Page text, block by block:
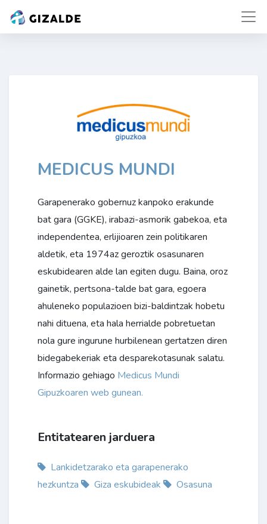
MEDICUS MUNDI
Garapenerako gobernuz kanpoko erakunde
bat gara (GGKE), irabazi-asmorik gabekoa, eta
independentea, erlijioaren zein politikaren
aldetik, eta 1974az geroztik osasunaren
eskubidearen alde lan egiten dugu. Baina, oroz
gainetik, pertsona-talde bat gara, egoera
ahuleneko populazioen bizi-baldintzak hobetu
nahi dituena, eta hala herrialde pobretuetan
nola gure ingurune hurbilenean gertatzen diren
bidegabekeriak eta desparekotasunak salatu.
Informazio gehiago Medicus Mundi
Gipuzkoaren web gunean.
Entitatearen jarduera
Lankidetzarako eta garapenerako
hezkuntza
Giza eskubideak Osasuna